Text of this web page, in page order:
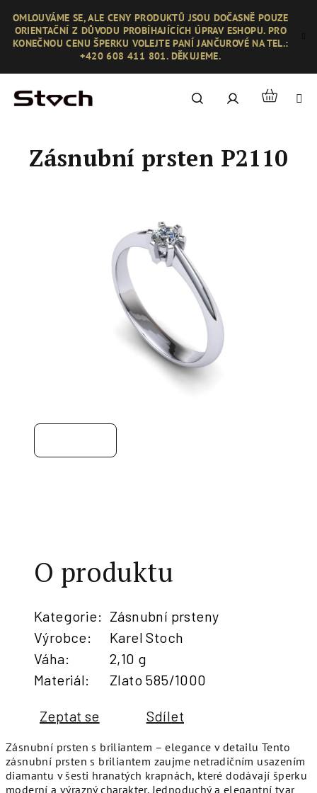
obsah
OMLOUVÁME SE, ALE CENY PRODUKTŮ JSOU DOČASNĚ POUZE
ORIENTAČNÍ Z DŮVODU PROBÍHAJÍCÍCH ÚPRAV ESHOPU. PRO
KONEČNOU CENU ŠPERKU VOLEJTE PANÍ JANČUROVÉ NA TEL.:
+420 608 411 801. DĚKUJEME.
Hledat PřihlášeníNákupní
Zásnubní prsten s briliantem – elegance v detailu Tento
zásnubní prsten s briliantem zaujme netradičním usazením
diamantu v šesti hranatých krapnách, které dodávají šperku
moderní a výrazný charakter. Jednoduchý a elegantní tvar
Zásnubní prsten P2110
O produktu
Kategorie: Zásnubní prsteny
Výrobce:
Karel Stoch
Váha:
2,10 g
Materiál: Zlato 585/1000
Zeptat se Sdílet